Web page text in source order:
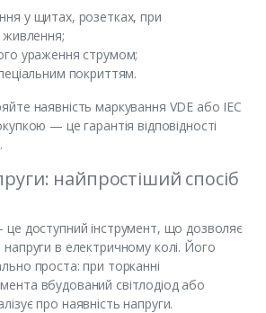
у щитах, розетках, при
живлення;
ураження струмом;
покриттям.
наявність маркування VDE або IEC
— це гарантія відповідності
найпростіший спосіб
це доступний інструмент, що дозволяє
напруги в електричному колі. Його
проста: при торканні
вбудований світлодіод або
про наявність напруги.